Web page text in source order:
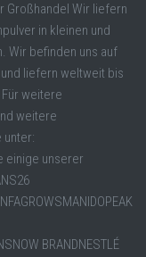
Großhandel Wir liefern
in kleinen und
Wir befinden uns auf
liefern weltweit bis
Für weitere
weitere
unter:
einige unserer
BRANDNESTLÉ